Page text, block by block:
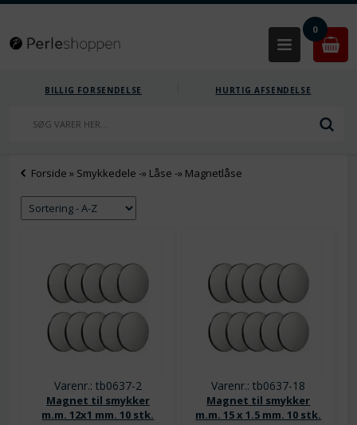
0
BILLIG FORSENDELSE HURTIG AFSENDELSE
Forside » Smykkedele -» Låse -» Magnetlåse
Varenr.: tb0637-2
Magnet til smykker
m.m. 12x1 mm. 10 stk.
Varenr.: tb0637-18
Magnet til smykker
m.m. 15 x 1.5 mm. 10 stk.